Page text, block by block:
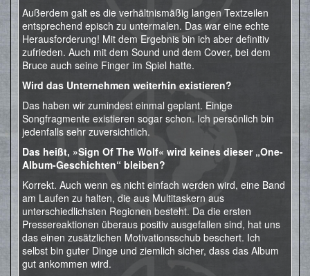
Außerdem galt es die verhältnismäßig langen Textzeilen
entsprechend episch zu untermalen. Das war eine echte
Herausforderung! Mit dem Ergebnis bin ich aber definitiv
zufrieden. Auch mit dem Sound und dem Cover, bei dem
Bruce auch seine Finger im Spiel hatte.
Wird das Unternehmen weiterhin existieren?
Das haben wir zumindest einmal geplant. Einige
Songfragmente existieren sogar schon. Ich persönlich bin
jedenfalls sehr zuversichtlich.
Das heißt, »Sign Of The Wolf« wird keines dieser „One-
Album-Geschichten“ bleiben?
Korrekt. Auch wenn es nicht einfach werden wird, eine Band
am Laufen zu halten, die aus Multitaskern aus
unterschiedlichsten Regionen besteht. Da die ersten
Pressereaktionen überaus positiv ausgefallen sind, hat uns
das einen zusätzlichen Motivationsschub beschert. Ich
selbst bin guter Dinge und ziemlich sicher, dass das Album
gut ankommen wird.